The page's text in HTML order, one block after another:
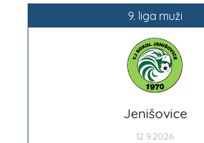
9. liga muži
Jenišovice
12.9.2026